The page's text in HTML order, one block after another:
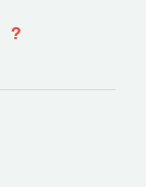
?